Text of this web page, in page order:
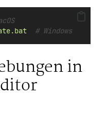
# Windows
in